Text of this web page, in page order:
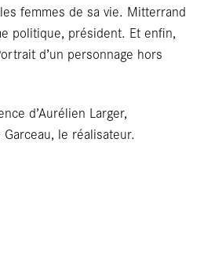
femmes de sa vie. Mitterrand
politique, président. Et enfin,
d’un personnage hors
d’Aurélien Larger,
le réalisateur.